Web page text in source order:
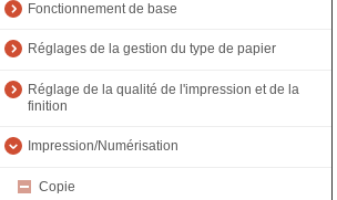
Fonctionnement de base
Réglages de la gestion du type de papier
Réglage de la qualité de l'impression et de la
finition
Impression/Numérisation
Copie